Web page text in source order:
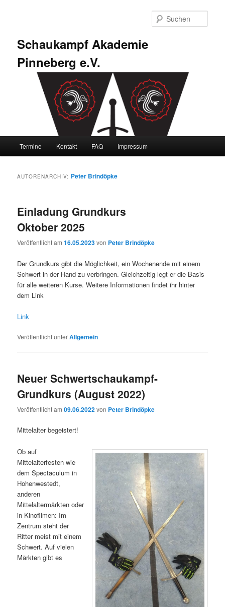
Schaukampf Akademie
Pinneberg e.V.
Termine Kontakt FAQ Impressum
AUTORENARCHIV: Peter Brindöpke
Einladung Grundkurs
Oktober 2025
Veröffentlicht am16.05.2023von Peter Brindöpke
Der Grundkurs gibt die Möglichkeit, ein Wochenende mit einem
Schwert in der Hand zu verbringen. Gleichzeitig legt er die Basis
für alle weiteren Kurse. Weitere Informationen findet ihr hinter
dem Link
Link
Veröffentlicht unterAllgemein
Neuer Schwertschaukampf-
Grundkurs (August 2022)
Veröffentlicht am09.06.2022von Peter Brindöpke
Mittelalter begeistert!
Ob auf
Mittelalterfesten wie
dem Spectaculum in
Hohenwestedt,
anderen
Mittelaltermärkten oder
in Kinofilmen: Im
Zentrum steht der
Ritter meist mit einem
Schwert. Auf vielen
Märkten gibt es